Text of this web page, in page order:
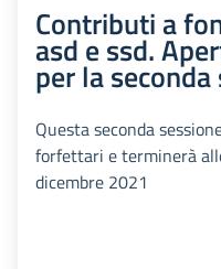
Contributi a
asd e ssd.
per la
Questa seconda
forfettari e terminerà
dicembre 2021